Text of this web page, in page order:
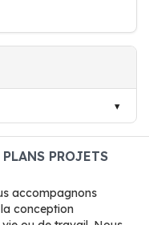
PROJETS
accompagnons
conception